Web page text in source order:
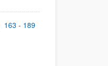
163 - 189